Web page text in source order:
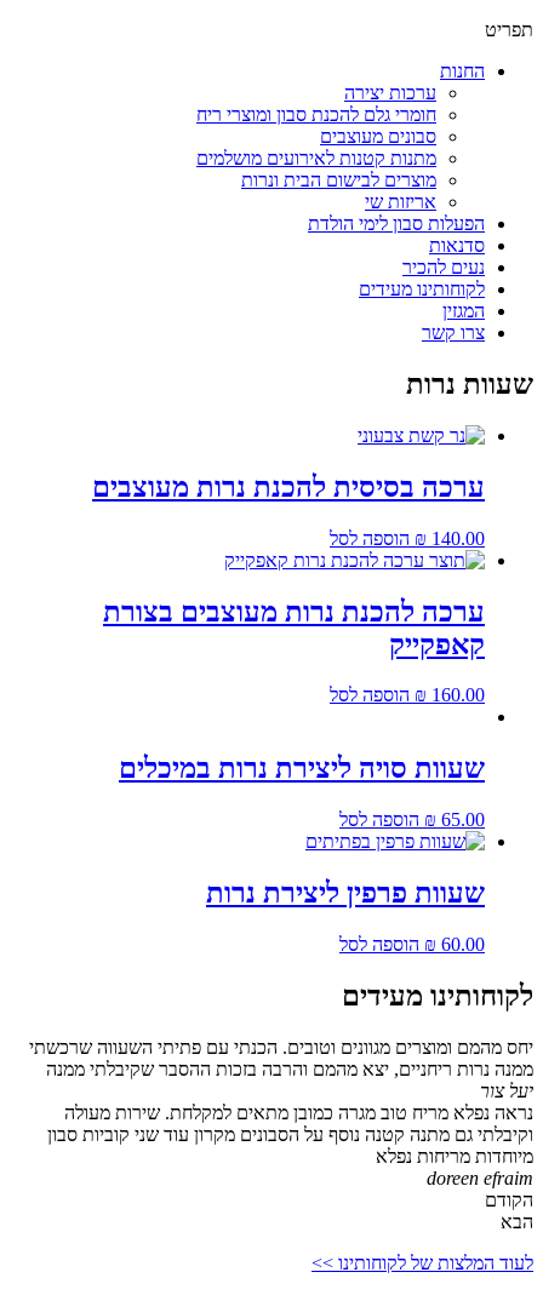
תפריט
החנות
ערכות יצירה
חומרי גלם להכנת סבון ומוצרי ריח
סבונים מעוצבים
מתנות קטנות לאירועים מושלמים
מוצרים לבישום הבית ונרות
אריזות שי
הפעלות סבון לימי הולדת
סדנאות
נעים להכיר
לקוחותינו מעידים
המגזין
צרו קשר
שעוות נרות
ערכה בסיסית להכנת נרות מעוצבים
₪ 140.00 הוספה לסל
ערכה להכנת נרות מעוצבים בצורת
קאפקייק
₪ 160.00 הוספה לסל
שעוות סויה ליצירת נרות במיכלים
₪ 65.00 הוספה לסל
שעוות פרפין ליצירת נרות
₪ 60.00 הוספה לסל
לקוחותינו מעידים
יחס מהמם ומוצרים מגוונים וטובים. הכנתי עם פתיתי השעווה שרכשתי
ממנה נרות ריחניים, יצא מהמם והרבה בזכות ההסבר שקיבלתי ממנה
יעל צור
נראה נפלא מריח טוב מגרה כמובן מתאים למקלחת. שירות מעולה
וקיבלתי גם מתנה קטנה נוסף על הסבונים מקרון עוד שני קוביות סבון
מיוחדות מריחות נפלא
doreen efraim
הקודם
הבא
לעוד המלצות של לקוחותינו >>